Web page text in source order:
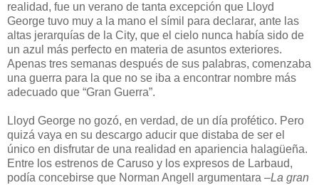
realidad, fue un verano de tanta excepción que Lloyd
George tuvo muy a la mano el símil para declarar, ante las
altas jerarquías de la City, que el cielo nunca había sido de
un azul más perfecto en materia de asuntos exteriores.
Apenas tres semanas después de sus palabras, comenzaba
una guerra para la que no se iba a encontrar nombre más
adecuado que “Gran Guerra”.
Lloyd George no gozó, en verdad, de un día profético. Pero
quizá vaya en su descargo aducir que distaba de ser el
único en disfrutar de una realidad en apariencia halagüeña.
Entre los estrenos de Caruso y los expresos de Larbaud,
podía concebirse que Norman Angell argumentara –La gran